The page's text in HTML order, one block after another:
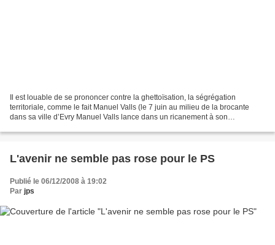
Il est louable de se prononcer contre la ghettoïsation, la ségrégation
territoriale, comme le fait Manuel Valls (le 7 juin au milieu de la brocante
dans sa ville d’Evry Manuel Valls lance dans un ricanement à son
L'avenir ne semble pas rose pour le PS
Publié le 06/12/2008 à 19:02
Par jps